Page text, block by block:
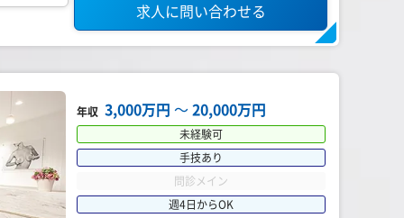
求人に問い合わせる
年収 3,000万円 〜20,000万円
未経験可
手技あり
問診メイン
週4日からOK